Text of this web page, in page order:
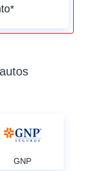
GNP